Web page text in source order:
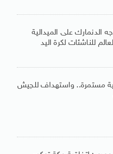
الدنمارك على الميدالية
للناشئات لكرة اليد
مستمرة.. واستهداف للجيش